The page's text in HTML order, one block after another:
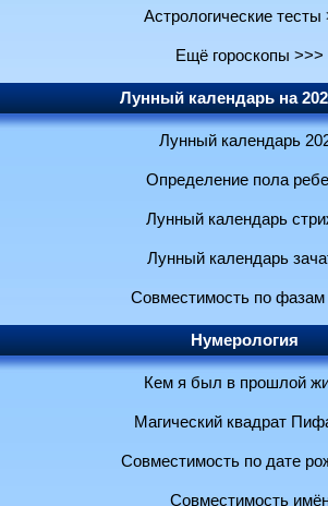
Астрологические тесты
Ещё гороскопы >>>
Лунный календарь на
Лунный календарь
Определение пола
Лунный календарь
Лунный календарь
Совместимость по
Нумерология
Кем я был в прошлой
Магический квадрат
Совместимость по дате
Совместимость